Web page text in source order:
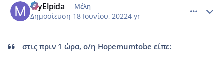
MyElpida Μέλη
Δημοσίευση 18 Ιουνίου, 20224 yr
στις πριν 1 ώρα, ο/η Hopemumtobe είπε: